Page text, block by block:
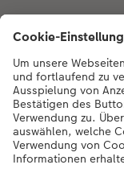
Bei Fragen zu
Montag bis Samstag
20:00 Uhr